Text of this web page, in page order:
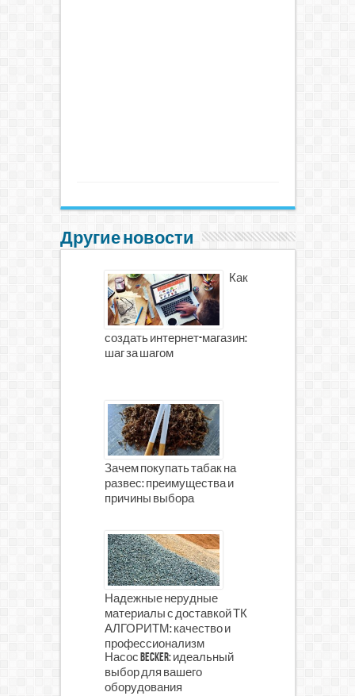
Другие новости
Как
создать интернет-магазин:
шаг за шагом
Зачем покупать табак на
развес: преимущества и
причины выбора
Надежные нерудные
материалы с доставкой ТК
АЛГОРИТМ: качество и
профессионализм
Насос Becker: идеальный
выбор для вашего
оборудования